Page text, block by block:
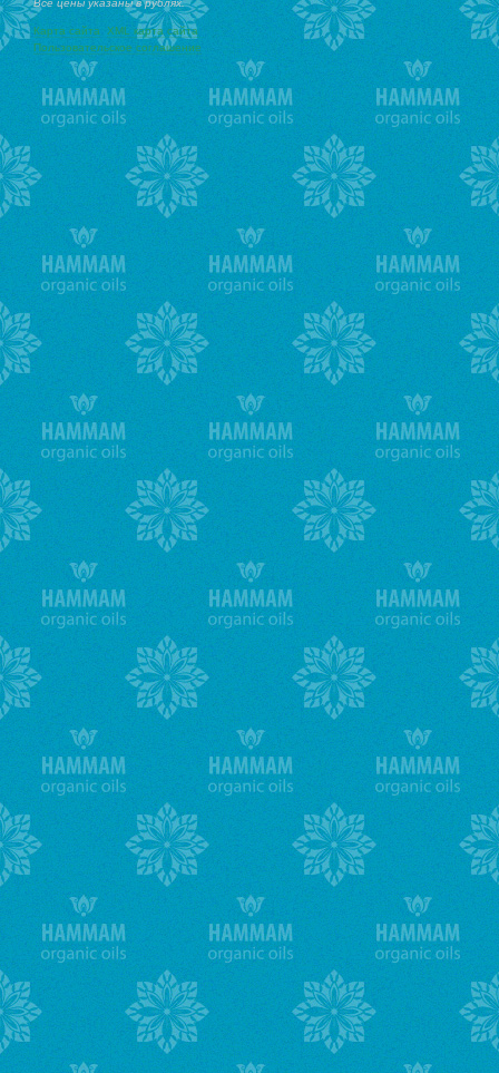
Все цены указаны в рублях.
Карта сайта
XML карта сайта
Пользовательское соглашение